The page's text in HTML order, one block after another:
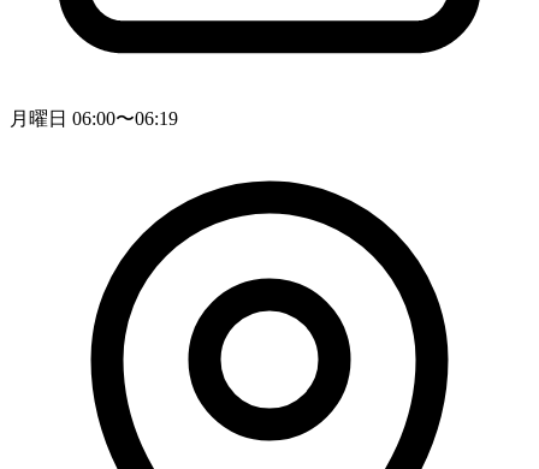
月曜日 06:00〜06:19